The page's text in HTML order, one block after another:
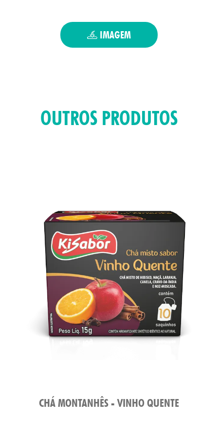
IMAGEM
OUTROS PRODUTOS
CHÁ MONTANHÊS - VINHO QUENTE